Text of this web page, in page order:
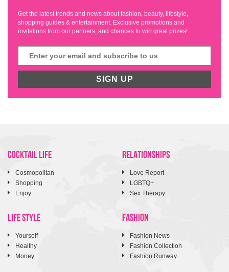
Get the latest trends and news about fashion, beauty, lifestyle,
shopping guides & entertainment. Exclusive promotions and
invitations from our partners, and chances to win great prizes!
SIGN UP
COCKTAIL LIFE
Cosmopolitan
Shopping
Enjoy
RELATIONSHIPS
Love Report
LGBTQ+
Sex Therapy
LIFE STYLE
Yourself
Healthy
Money
FASHION
Fashion News
Fashion Collection
Fashion Runway